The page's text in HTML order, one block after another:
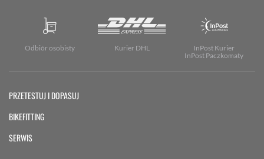
Odbiór osobisty Kurier DHL
InPost Kurier
InPost Paczkomaty
PRZETESTUJ I DOPASUJ
BIKEFITTING
SERWIS